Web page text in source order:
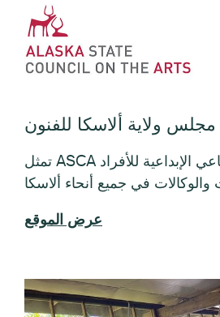
عرض الموقع